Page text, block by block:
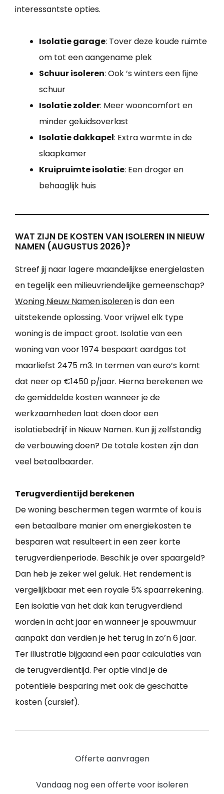
interessantste opties.
Isolatie garage: Tover deze koude ruimte
om tot een aangename plek
Schuur isoleren: Ook ’s winters een fijne
schuur
Isolatie zolder: Meer wooncomfort en
minder geluidsoverlast
Isolatie dakkapel: Extra warmte in de
slaapkamer
Kruipruimte isolatie: Een droger en
behaaglijk huis
WAT ZIJN DE KOSTEN VAN ISOLEREN IN NIEUW
NAMEN (AUGUSTUS 2026)?
Streef jij naar lagere maandelijkse energielasten
en tegelijk een milieuvriendelijke gemeenschap?
Woning Nieuw Namen isolerenis dan een
uitstekende oplossing. Voor vrijwel elk type
woning is de impact groot. Isolatie van een
woning van voor 1974 bespaart aardgas tot
maarliefst 2475 m3. In termen van euro’s komt
dat neer op €1450 p/jaar. Hierna berekenen we
de gemiddelde kosten wanneer je de
werkzaamheden laat doen door een
isolatiebedrijf in Nieuw Namen. Kun jij zelfstandig
de verbouwing doen? De totale kosten zijn dan
veel betaalbaarder.
Terugverdientijd berekenen
De woning beschermen tegen warmte of kou is
een betaalbare manier om energiekosten te
besparen wat resulteert in een zeer korte
terugverdienperiode. Beschik je over spaargeld?
Dan heb je zeker wel geluk. Het rendement is
vergelijkbaar met een royale 5% spaarrekening.
Een isolatie van het dak kan terugverdiend
worden in acht jaar en wanneer je spouwmuur
aanpakt dan verdien je het terug in zo’n 6 jaar.
Ter illustratie bijgaand een paar calculaties van
de terugverdientijd. Per optie vind je de
potentiële besparing met ook de geschatte
kosten (cursief).
Offerte aanvragen
Vandaag nog een offerte voor isoleren